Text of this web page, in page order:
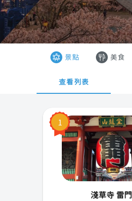
香港
澳門
大阪
沖繩
景點 美食
查看列表
1
淺草寺 雷門